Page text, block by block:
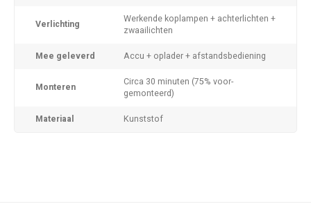
Verlichting
Werkende koplampen + achterlichten +
zwaailichten
Mee geleverd Accu + oplader + afstandsbediening
Monteren
Circa 30 minuten (75% voor-
gemonteerd)
Materiaal Kunststof